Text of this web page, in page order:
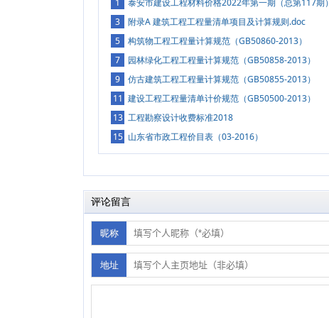
1 泰安市建设工程材料价格2022年第一期（总第117期）
3
附录A 建筑工程工程量清单项目及计算规则.doc
5
构筑物工程工程量计算规范（GB50860-2013）
7
园林绿化工程工程量计算规范（GB50858-2013）
9
仿古建筑工程工程量计算规范（GB50855-2013）
11 建设工程工程量清单计价规范（GB50500-2013）
13 工程勘察设计收费标准2018
15 山东省市政工程价目表（03-2016）
评论留言
昵称
地址